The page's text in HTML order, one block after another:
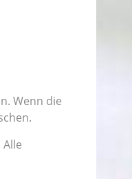
Wenn die